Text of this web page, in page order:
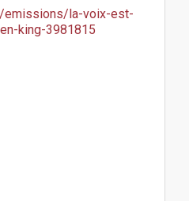
emissions/la-voix-est-
king-3981815